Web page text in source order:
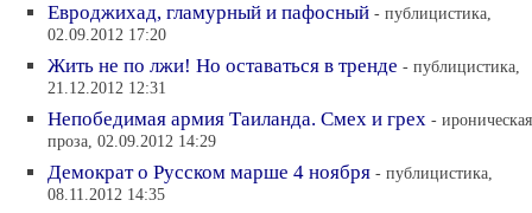
Евроджихад, гламурный и пафосный - публицистика,
02.09.2012 17:20
Жить не по лжи! Но оставаться в тренде - публицистика,
21.12.2012 12:31
Непобедимая армия Таиланда. Смех и грех - ироническая
проза, 02.09.2012 14:29
Демократ о Русском марше 4 ноября - публицистика,
08.11.2012 14:35